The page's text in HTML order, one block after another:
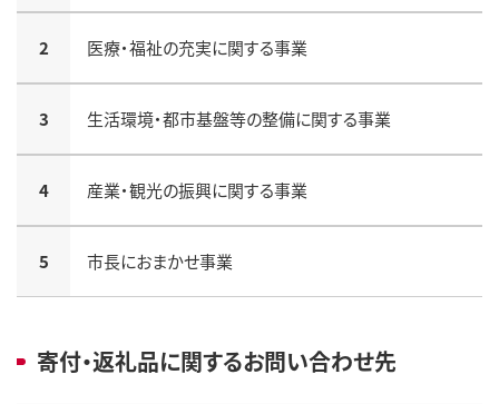
2 医療・福祉の充実に関する事業
3 生活環境・都市基盤等の整備に関する事業
4 産業・観光の振興に関する事業
5 市長におまかせ事業
寄付・返礼品に関するお問い合わせ先